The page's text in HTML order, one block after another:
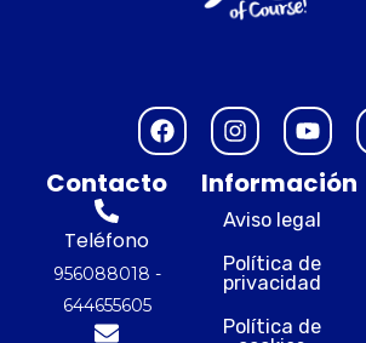
F
a
e
I
n
t
a
r
a
m
Y
o
u
t
u
e
Información
Aviso legal
Política de
privacidad
Política de
Contacto
Teléfono
956088018 -
644655605